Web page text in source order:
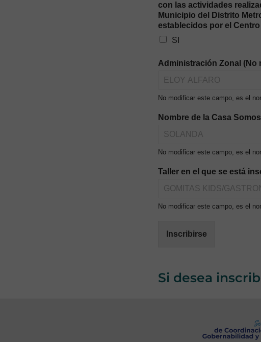
con las actividades
Municipio del Distrito
establecidos por el
SI
Administración Zonal (No
No modificar este campo, es el
Nombre de la Casa
No modificar este campo, es el
Taller en el que se está
No modificar este campo, es el
Inscribirse
Si desea